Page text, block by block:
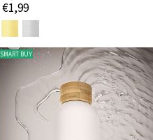
€1,99
SMART BUY